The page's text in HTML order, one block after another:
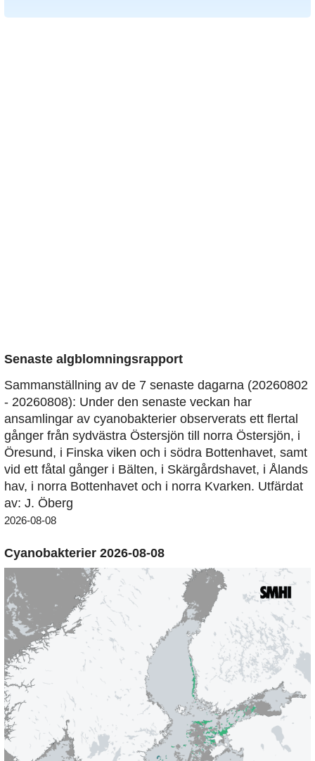
Senaste algblomningsrapport
Sammanställning av de 7 senaste dagarna (20260802
- 20260808): Under den senaste veckan har
ansamlingar av cyanobakterier observerats ett flertal
gånger från sydvästra Östersjön till norra Östersjön, i
Öresund, i Finska viken och i södra Bottenhavet, samt
vid ett fåtal gånger i Bälten, i Skärgårdshavet, i Ålands
hav, i norra Bottenhavet och i norra Kvarken. Utfärdat
av: J. Öberg
2026-08-08
Cyanobakterier 2026-08-08